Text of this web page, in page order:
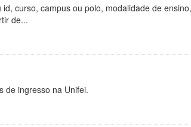
curso, campus ou polo, modalidade de
de...
de ingresso na Unifei.